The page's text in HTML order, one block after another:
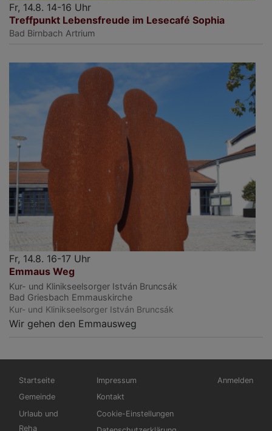
Fr, 14.8. 14-16 Uhr
Treffpunkt Lebensfreude im Lesecafé Sophia
Bad Birnbach Artrium
Fr, 14.8. 16-17 Uhr
Emmaus Weg
Kur- und Klinikseelsorger István Bruncsák
Bad Griesbach Emmauskirche
Kur- und Klinikseelsorger István Bruncsák
Wir gehen den Emmausweg
Hauptnavigation
Startseite
Gemeinde
Urlaub und
Reha
Fußbereichsmenü
Impressum
Kontakt
Cookie-Einstellungen
Anmelden